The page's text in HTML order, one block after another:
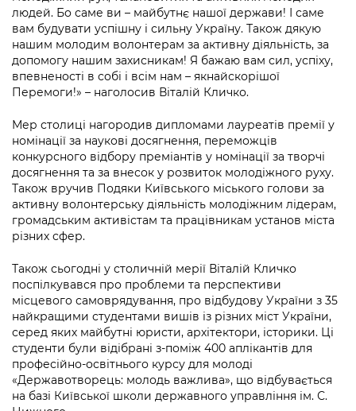
Підприємства, установи, організації
Kyiv International Relations
Річні звіти
Безбар'єрність
Київська міська військова адміністрація
Портал Захисників та Захисниць
Безбар'єрність
Портал послуг
Міський застосунок Київ Цифровий
Важливе під час воєнного стану
Уряд» – місцевий рівень»
Важливе під час воєнного стану
Про відкриті дані
Портал даних Києва
Публічні дашборди
людей. Бо саме ви – майбутнє нашої держави! І саме
вам будувати успішну і сильну Україну. Також дякую
нашим молодим волонтерам за активну діяльність, за
допомогу нашим захисникам! Я бажаю вам сил, успіху,
впевненості в собі і всім нам – якнайскорішої
Перемоги!» – наголосив Віталій Кличко.
Мер столиці нагородив дипломами лауреатів премії у
номінації за наукові досягнення, переможців
конкурсного відбору преміантів у номінації за творчі
досягнення та за внесок у розвиток молодіжного руху.
Також вручив Подяки Київського міського голови за
активну волонтерську діяльність молодіжним лідерам,
громадським активістам та працівникам установ міста
різних сфер.
Також сьогодні у столичній мерії Віталій Кличко
поспілкувався про проблеми та перспективи
місцевого самоврядування, про відбудову України з 35
найкращими студентами вишів із різних міст України,
серед яких майбутні юристи, архітектори, історики. Ці
студенти були відібрані з-поміж 400 аплікантів для
професійно-освітнього курсу для молоді
«Державотворець: молодь важлива», що відбувається
на базі Київської школи державного управління ім. С.